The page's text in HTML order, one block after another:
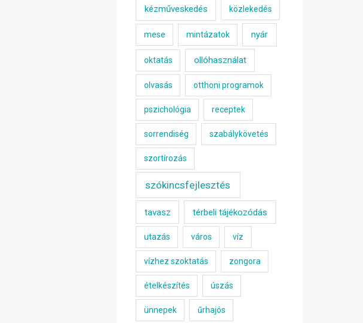
kézműveskedés közlekedés
mese mintázatok nyár
oktatás ollóhasználat
olvasás otthoni programok
pszichológia receptek
sorrendiség szabálykövetés
szortírozás
szókincsfejlesztés
tavasz térbeli tájékozódás
utazás város víz
vízhez szoktatás zongora
ételkészítés úszás
ünnepek űrhajós